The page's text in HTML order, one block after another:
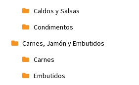
Caldos y Salsas
Condimentos
Carnes, Jamón y Embutidos
Carnes
Embutidos